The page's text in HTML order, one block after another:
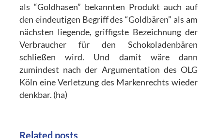
als “Goldhasen” bekannten Produkt auch auf
den eindeutigen Begriff des “Goldbären” als am
nächsten liegende, griffigste Bezeichnung der
Verbraucher für den Schokoladenbären
schließen wird. Und damit wäre dann
zumindest nach der Argumentation des OLG
Köln eine Verletzung des Markenrechts wieder
denkbar. (ha)
Related posts